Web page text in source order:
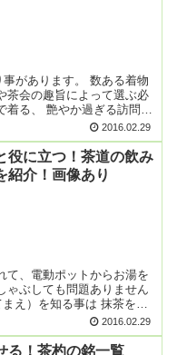
があります。 数ある着物
茶会の趣旨によって選ぶ必
着る、 艶やか過ぎる訪問着
それでは、茶会... 2016.02.29
役に立つ！茶道の飲み
紹介！画像あり
て、電動ポットからお湯を
ゃぶしても問題ありません
え）を知る事は 抹茶を飲
2016.02.29
る！茶杓の銘一覧